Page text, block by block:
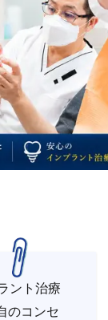
ント治療
のコンセ